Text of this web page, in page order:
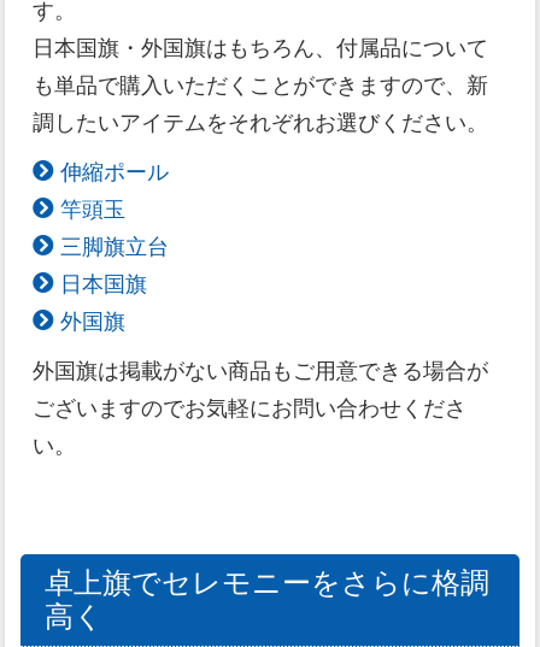
す。
日本国旗・外国旗はもちろん、付属品について
も単品で購入いただくことができますので、新
調したいアイテムをそれぞれお選びください。
伸縮ポール
竿頭玉
三脚旗立台
日本国旗
外国旗
外国旗は掲載がない商品もご用意できる場合が
ございますのでお気軽にお問い合わせくださ
い。
卓上旗でセレモニーをさらに格調
高く